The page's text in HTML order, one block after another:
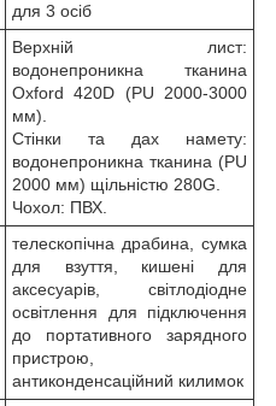
для 3 осіб
Верхній лист:
водонепроникна тканина
Oxford 420D (PU 2000-3000
мм).
Стінки та дах намету:
водонепроникна тканина (PU
2000 мм) щільністю 280G.
Чохол: ПВХ.
телескопічна драбина, сумка
для взуття, кишені для
аксесуарів, світлодіодне
освітлення для підключення
до портативного зарядного
пристрою,
антиконденсаційний килимок